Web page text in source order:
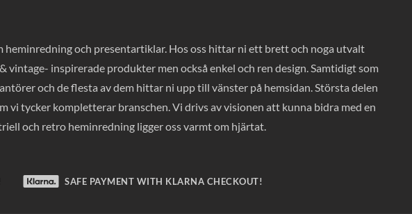
och presentartiklar. Hos oss hittar ni ett brett och noga utvalt
inspirerade produkter men också enkel och ren design. Samtidigt som
och de flesta av dem hittar ni upp till vänster på hemsidan. Största delen
tycker kompletterar branschen. Vi drivs av visionen att kunna bidra med en
och retro heminredning ligger oss varmt om hjärtat.
SAFE PAYMENT WITH KLARNA CHECKOUT!